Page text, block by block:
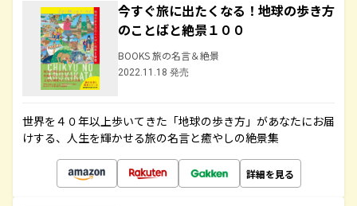
今すぐ旅に出たくなる！地球の歩き方
のことばと絶景１００
BOOKS 旅の名言＆絶景
2022.11.18 発売
世界を４０年以上歩いてきた「地球の歩き方」があなたにお届
けする、人生を輝かせる旅の名言と癒やしの絶景集
詳細を見る